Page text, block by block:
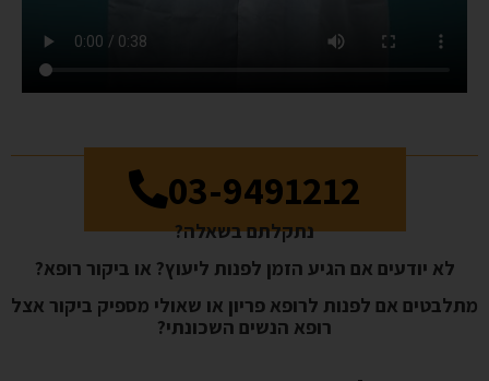
03-9491212
נתקלתם בשאלה?
לא יודעים אם הגיע הזמן לפנות ליעוץ? או ביקור רופא?
אם לפנות לרופא פריון או שאולי מספיק ביקור אצל
רופא הנשים השכונתי?